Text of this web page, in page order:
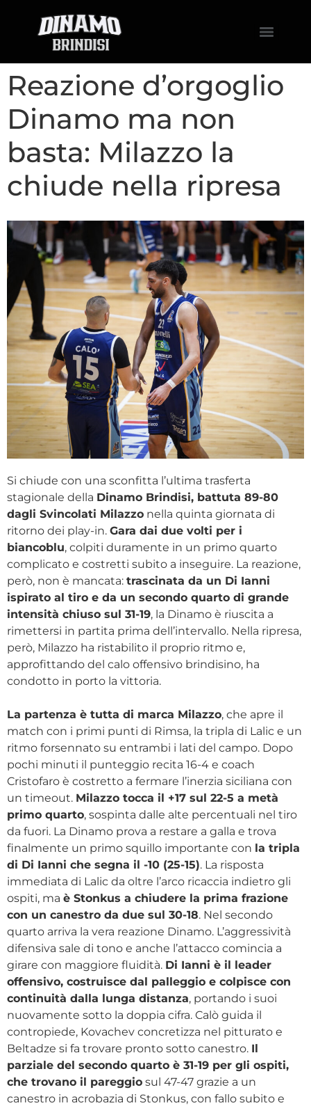
Reazione d’orgoglio
Dinamo ma non
basta: Milazzo la
chiude nella ripresa
Si chiude con una sconfitta l’ultima trasferta
stagionale della Dinamo Brindisi, battuta 89-80
dagli Svincolati Milazzo nella quinta giornata di
ritorno dei play-in. Gara dai due volti per i
biancoblu, colpiti duramente in un primo quarto
complicato e costretti subito a inseguire. La reazione,
però, non è mancata: trascinata da un Di Ianni
ispirato al tiro e da un secondo quarto di grande
intensità chiuso sul 31-19, la Dinamo è riuscita a
rimettersi in partita prima dell’intervallo. Nella ripresa,
però, Milazzo ha ristabilito il proprio ritmo e,
approfittando del calo offensivo brindisino, ha
condotto in porto la vittoria.
La partenza è tutta di marca Milazzo, che apre il
match con i primi punti di Rimsa, la tripla di Lalic e un
ritmo forsennato su entrambi i lati del campo. Dopo
pochi minuti il punteggio recita 16-4 e coach
Cristofaro è costretto a fermare l’inerzia siciliana con
un timeout. Milazzo tocca il +17 sul 22-5 a metà
primo quarto, sospinta dalle alte percentuali nel tiro
da fuori. La Dinamo prova a restare a galla e trova
finalmente un primo squillo importante con la tripla
di Di Ianni che segna il -10 (25-15). La risposta
immediata di Lalic da oltre l’arco ricaccia indietro gli
ospiti, ma è Stonkus a chiudere la prima frazione
con un canestro da due sul 30-18. Nel secondo
quarto arriva la vera reazione Dinamo. L’aggressività
difensiva sale di tono e anche l’attacco comincia a
girare con maggiore fluidità. Di Ianni è il leader
offensivo, costruisce dal palleggio e colpisce con
continuità dalla lunga distanza, portando i suoi
nuovamente sotto la doppia cifra. Calò guida il
contropiede, Kovachev concretizza nel pitturato e
Beltadze si fa trovare pronto sotto canestro. Il
parziale del secondo quarto è 31-19 per gli ospiti,
che trovano il pareggio sul 47-47 grazie a un
canestro in acrobazia di Stonkus, con fallo subito e